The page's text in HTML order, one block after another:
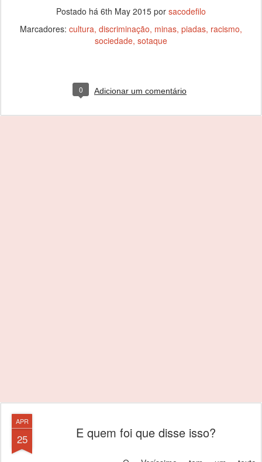
Postado há 6th May 2015 por sacodefilo
Marcadores: cultura discriminação minas piadas racismo
sociedade sotaque
0 Adicionar um comentário
APR
25 E quem foi que disse isso?